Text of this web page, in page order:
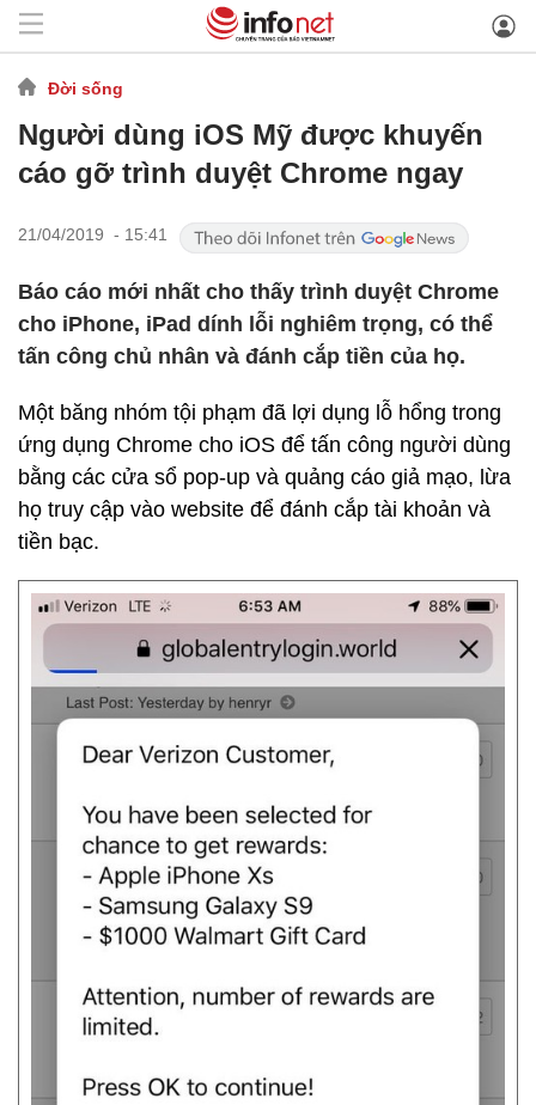
Đời sống
Người dùng iOS Mỹ được khuyến
cáo gỡ trình duyệt Chrome ngay
21/04/2019 - 15:41
Báo cáo mới nhất cho thấy trình duyệt Chrome
cho iPhone, iPad dính lỗi nghiêm trọng, có thể
tấn công chủ nhân và đánh cắp tiền của họ.
Một băng nhóm tội phạm đã lợi dụng lỗ hổng trong
ứng dụng Chrome cho iOS để tấn công người dùng
bằng các cửa sổ pop-up và quảng cáo giả mạo, lừa
họ truy cập vào website để đánh cắp tài khoản và
tiền bạc.